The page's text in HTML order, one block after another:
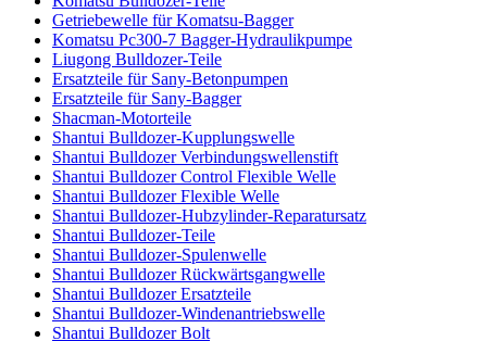
Getriebewelle für Komatsu-Bagger
Komatsu Pc300-7 Bagger-Hydraulikpumpe
Liugong Bulldozer-Teile
Ersatzteile für Sany-Betonpumpen
Ersatzteile für Sany-Bagger
Shacman-Motorteile
Shantui Bulldozer-Kupplungswelle
Shantui Bulldozer Verbindungswellenstift
Shantui Bulldozer Control Flexible Welle
Shantui Bulldozer Flexible Welle
Shantui Bulldozer-Hubzylinder-Reparatursatz
Shantui Bulldozer-Teile
Shantui Bulldozer-Spulenwelle
Shantui Bulldozer Rückwärtsgangwelle
Shantui Bulldozer Ersatzteile
Shantui Bulldozer-Windenantriebswelle
Shantui Bulldozer Bolt